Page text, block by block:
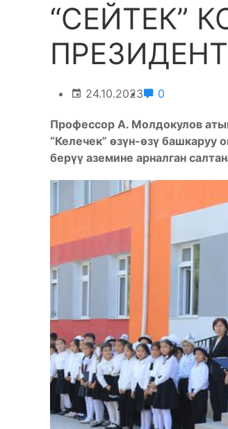
“СЕЙТЕК”
24.10.2023 0
Профессор А. Молдокулов
“Келечек” өзүн-өзү башкаруу
берүү аземине арналган